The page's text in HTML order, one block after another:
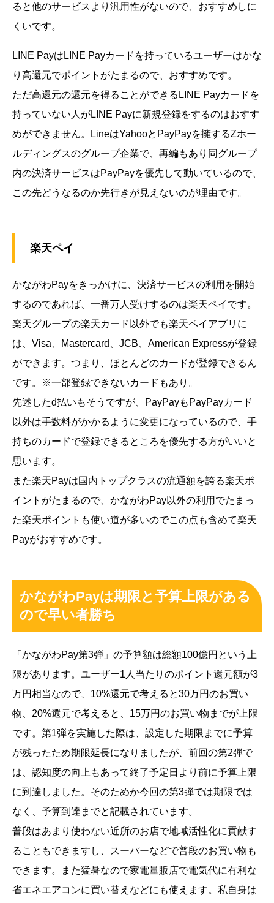
ると他のサービスより汎用性がないので、おすすめしに
くいです。
LINE PayはLINE Payカードを持っているユーザーはかな
り高還元でポイントがたまるので、おすすめです。
ただ高還元の還元を得ることができるLINE Payカードを
持っていない人がLINE Payに新規登録をするのはおすす
めができません。LineはYahooとPayPayを擁するZホー
ルディングスのグループ企業で、再編もあり同グループ
内の決済サービスはPayPayを優先して動いているので、
この先どうなるのか先行きが見えないのが理由です。
楽天ペイ
かながわPayをきっかけに、決済サービスの利用を開始
するのであれば、一番万人受けするのは楽天ペイです。
楽天グループの楽天カード以外でも楽天ペイアプリに
は、Visa、Mastercard、JCB、American Expressが登録
ができます。つまり、ほとんどのカードが登録できるん
です。※一部登録できないカードもあり。
先述したd払いもそうですが、PayPayもPayPayカード
以外は手数料がかかるように変更になっているので、手
持ちのカードで登録できるところを優先する方がいいと
思います。
また楽天Payは国内トップクラスの流通額を誇る楽天ポ
イントがたまるので、かながわPay以外の利用でたまっ
た楽天ポイントも使い道が多いのでこの点も含めて楽天
Payがおすすめです。
かながわPayは期限と予算上限がある
ので早い者勝ち
「かながわPay第3弾」の予算額は総額100億円という上
限があります。ユーザー1人当たりのポイント還元額が3
万円相当なので、10%還元で考えると30万円のお買い
物、20%還元で考えると、15万円のお買い物までが上限
です。第1弾を実施した際は、設定した期限までに予算
が残ったため期限延長になりましたが、前回の第2弾で
は、認知度の向上もあって終了予定日より前に予算上限
に到達しました。そのためか今回の第3弾では期限では
なく、予算到達までと記載されています。
普段はあまり使わない近所のお店で地域活性化に貢献す
ることもできますし、スーパーなどで普段のお買い物も
できます。また猛暑なので家電量販店で電気代に有利な
省エネエアコンに買い替えなどにも使えます。私自身は